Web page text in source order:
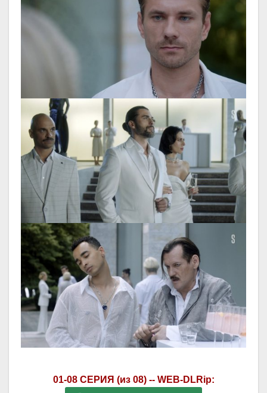
01-08 СЕРИЯ (из 08) -- WEB-DLRip: